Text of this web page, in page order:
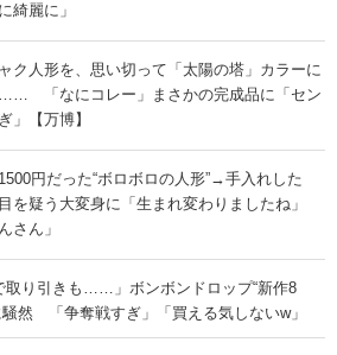
綺麗に」
ク人形を、思い切って「太陽の塔」カラーに
「なにコレー」まさかの完成品に「セン
」【万博】
円だった“ボロボロの人形”→手入れした
疑う大変身に「生まれ変わりましたね」
さん」
取り引きも……」ボンボンドロップ“新作8
騒然 「争奪戦すぎ」「買える気しないw」